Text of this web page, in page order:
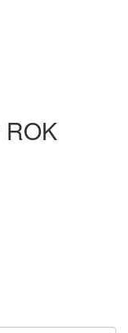
0 ud af 5 stjerner af
oplevelser fra